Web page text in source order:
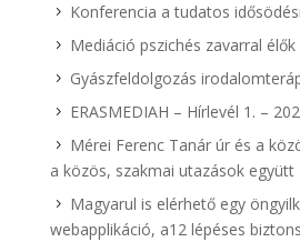
Konferencia a tudatos
Mediáció pszichés zavarral
Gyászfeldolgozás
ERASMEDIAH – Hírlevél 1. –
Mérei Ferenc Tanár úr és a
a közös, szakmai utazások együtt
Magyarul is elérhető egy
webapplikáció, a12 lépéses